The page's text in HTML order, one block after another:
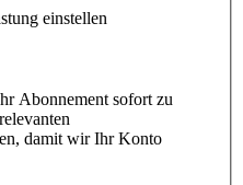
einstellen
Abonnement sofort zu
damit wir Ihr Konto